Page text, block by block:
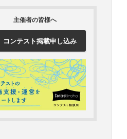
主催者の皆様へ
コンテスト掲載申し込み